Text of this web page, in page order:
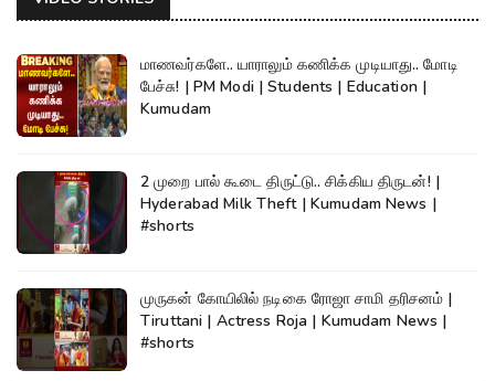
மாணவர்களே.. யாராலும் கணிக்க முடியாது.. மோடி
பேச்சு! | PM Modi | Students | Education |
Kumudam
2 முறை பால் கூடை திருட்டு.. சிக்கிய திருடன்! |
Hyderabad Milk Theft | Kumudam News |
#shorts
முருகன் கோயிலில் நடிகை ரோஜா சாமி தரிசனம் |
Tiruttani | Actress Roja | Kumudam News |
#shorts